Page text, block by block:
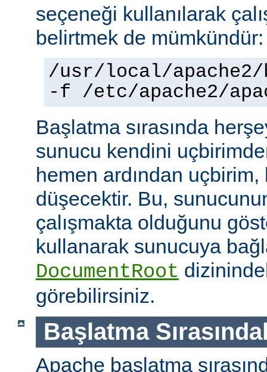
seçeneği kullanılarak
belirtmek de mümkündür:
/usr/local/
-f /etc/apache2/
Başlatma sırasında
sunucu kendini
hemen ardından
düşecektir. Bu,
çalışmakta olduğunu
kullanarak sunucuya
DocumentRoot
görebilirsiniz.
Başlatma
Apache başlatma